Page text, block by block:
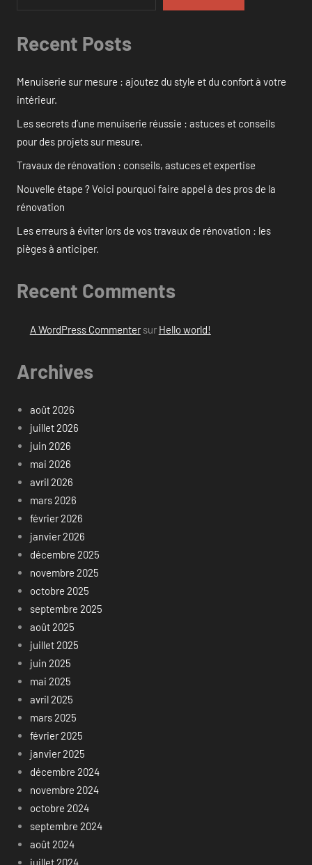
Recent Posts
Menuiserie sur mesure : ajoutez du style et du confort à votre
intérieur.
Les secrets d’une menuiserie réussie : astuces et conseils
pour des projets sur mesure.
Travaux de rénovation : conseils, astuces et expertise
Nouvelle étape ? Voici pourquoi faire appel à des pros de la
rénovation
Les erreurs à éviter lors de vos travaux de rénovation : les
pièges à anticiper.
Recent Comments
A WordPress Commentersur Hello world!
Archives
août 2026
juillet 2026
juin 2026
mai 2026
avril 2026
mars 2026
février 2026
janvier 2026
décembre 2025
novembre 2025
octobre 2025
septembre 2025
août 2025
juillet 2025
juin 2025
mai 2025
avril 2025
mars 2025
février 2025
janvier 2025
décembre 2024
novembre 2024
octobre 2024
septembre 2024
août 2024
juillet 2024